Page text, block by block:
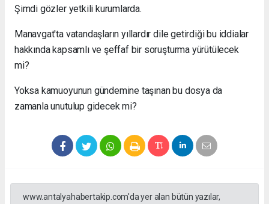
Şimdi gözler yetkili kurumlarda.
Manavgat'ta vatandaşların yıllardır dile getirdiği bu iddialar
hakkında kapsamlı ve şeffaf bir soruşturma yürütülecek
mi?
Yoksa kamuoyunun gündemine taşınan bu dosya da
zamanla unutulup gidecek mi?
www.antalyahabertakip.com'da yer alan bütün yazılar,